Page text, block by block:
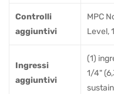
Controlli
aggiuntivi
MPC
Level,
Ingressi
aggiuntivi
(1)
1/4"